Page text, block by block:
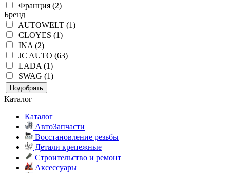
Франция (2)
Бренд
AUTOWELT (1)
CLOYES (1)
INA (2)
JC AUTO (63)
LADA (1)
SWAG (1)
Подобрать
Каталог
Каталог
АвтоЗапчасти
Восстановление резьбы
Детали крепежные
Строительство и ремонт
Аксессуары